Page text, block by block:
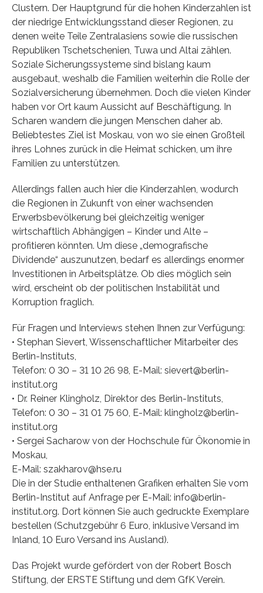
Clustern. Der Hauptgrund für die hohen Kinderzahlen ist
der niedrige Entwicklungsstand dieser Regionen, zu
denen weite Teile Zentralasiens sowie die russischen
Republiken Tschetschenien, Tuwa und Altai zählen.
Soziale Sicherungssysteme sind bislang kaum
ausgebaut, weshalb die Familien weiterhin die Rolle der
Sozialversicherung übernehmen. Doch die vielen Kinder
haben vor Ort kaum Aussicht auf Beschäftigung. In
Scharen wandern die jungen Menschen daher ab.
Beliebtestes Ziel ist Moskau, von wo sie einen Großteil
ihres Lohnes zurück in die Heimat schicken, um ihre
Familien zu unterstützen.
Allerdings fallen auch hier die Kinderzahlen, wodurch
die Regionen in Zukunft von einer wachsenden
Erwerbsbevölkerung bei gleichzeitig weniger
wirtschaftlich Abhängigen – Kinder und Alte –
profitieren könnten. Um diese „demografische
Dividende“ auszunutzen, bedarf es allerdings enormer
Investitionen in Arbeitsplätze. Ob dies möglich sein
wird, erscheint ob der politischen Instabilität und
Korruption fraglich.
Für Fragen und Interviews stehen Ihnen zur Verfügung:
• Stephan Sievert, Wissenschaftlicher Mitarbeiter des
Berlin-Instituts,
Telefon: 0 30 – 31 10 26 98, E-Mail: sievert@berlin-
institut.org
• Dr. Reiner Klingholz, Direktor des Berlin-Instituts,
Telefon: 0 30 – 31 01 75 60, E-Mail: klingholz@berlin-
institut.org
• Sergei Sacharow von der Hochschule für Ökonomie in
Moskau,
E-Mail: szakharov@hse.ru
Die in der Studie enthaltenen Grafiken erhalten Sie vom
Berlin-Institut auf Anfrage per E-Mail: info@berlin-
institut.org. Dort können Sie auch gedruckte Exemplare
bestellen (Schutzgebühr 6 Euro, inklusive Versand im
Inland, 10 Euro Versand ins Ausland).
Das Projekt wurde gefördert von der Robert Bosch
Stiftung, der ERSTE Stiftung und dem GfK Verein.